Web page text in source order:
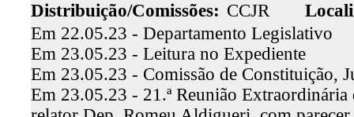
Distribuição/Comissões: CCJR
Em 22.05.23 - Departamento Legislativo
Em 23.05.23 - Leitura no Expediente
Em 23.05.23 - Comissão de Constituição,
Em 23.05.23 - 21.ª Reunião Extraordinária